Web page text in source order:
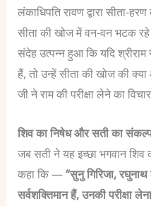
लंकाधिपति रावण द्वारा सीता-
सीता की खोज में वन-वन भटक
संदेह उत्पन्न हुआ कि यदि श्रीराम
हैं, तो उन्हें सीता की खोज की
जी ने राम की परीक्षा लेने का
शिव का निषेध और सती का
जब सती ने यह इच्छा भगवान शिव
कहा कि —“सुनु गिरिजा,
सर्वशक्तिमान हैं, उनकी परीक्षा